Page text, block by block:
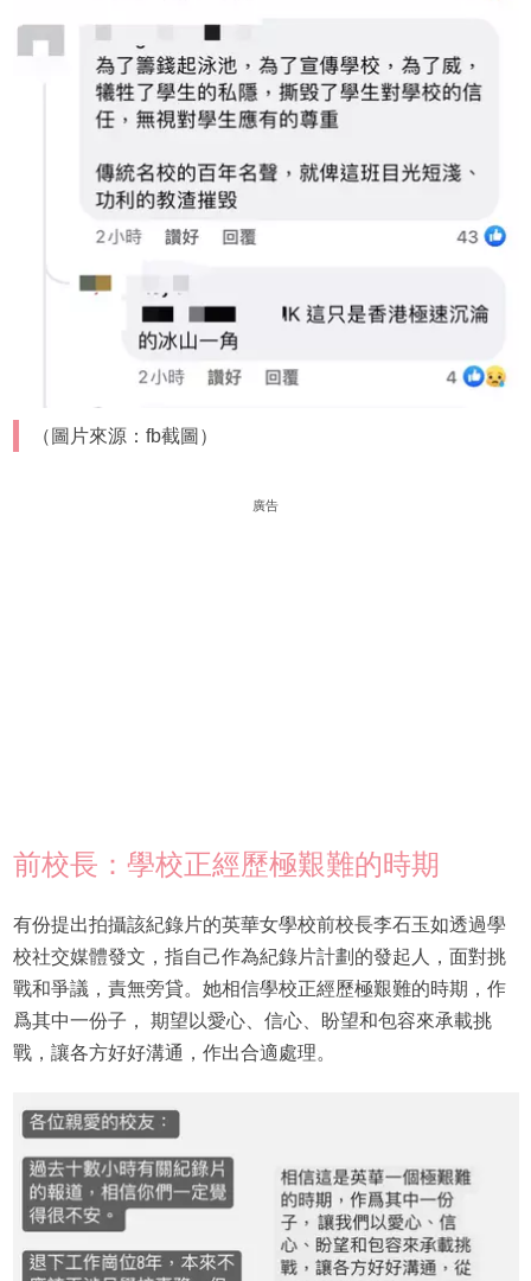
（圖片來源：fb截圖）
廣告
前校長：學校正經歷極艱難的時期
有份提出拍攝該紀錄片的英華女學校前校長李石玉如透過學
校社交媒體發文，指自己作為紀錄片計劃的發起人，面對挑
戰和爭議，責無旁貸。她相信學校正經歷極艱難的時期，作
爲其中一份子， 期望以愛心、信心、盼望和包容來承載挑
戰，讓各方好好溝通，作出合適處理。